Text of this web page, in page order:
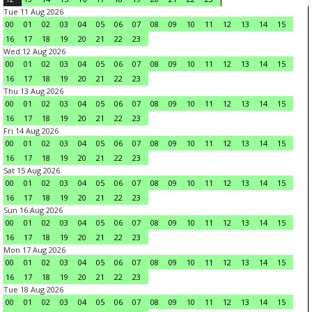
Tue 11 Aug 2026
00
01 02 03 04 05 06 07 08 09 10 11 12 13 14
15
16
17 18 19 20 21 22
23
Wed 12 Aug 2026
00
01 02 03 04 05 06 07 08 09 10 11 12 13 14
15
16
17 18 19 20 21 22
23
Thu 13 Aug 2026
00
01 02 03 04 05 06 07 08 09 10 11 12 13 14
15
16
17 18 19 20 21 22
23
Fri 14 Aug 2026
00
01 02 03 04 05 06 07 08 09 10 11 12 13 14
15
16
17 18 19 20 21 22
23
Sat 15 Aug 2026
00
01 02 03 04 05 06 07 08 09 10 11 12 13 14
15
16
17 18 19 20 21 22
23
Sun 16 Aug 2026
00
01 02 03 04 05 06 07 08 09 10 11 12 13 14
15
16
17 18 19 20 21 22
23
Mon 17 Aug 2026
00
01 02 03 04 05 06 07 08 09 10 11 12 13 14
15
16
17 18 19 20 21 22
23
Tue 18 Aug 2026
00
01 02 03 04 05 06 07 08 09 10 11 12 13 14
15